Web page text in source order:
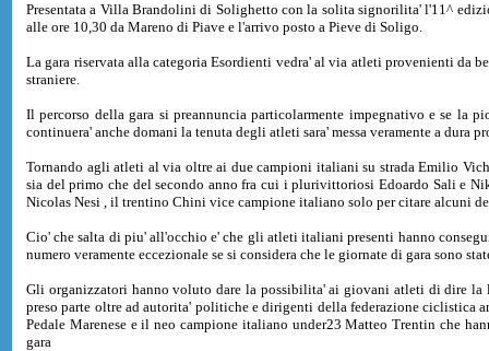
Presentata a Villa Brandolini di Solighetto con la solita signorilita' l'11^
alle ore 10,30 da Mareno di Piave e l'arrivo posto a Pieve di Soligo.
La gara riservata alla categoria Esordienti vedra' al via atleti provenienti da
straniere.
Il percorso della gara si preannuncia particolarmente impegnativo e se la
continuera' anche domani la tenuta degli atleti sara' messa veramente a dura
Tornando agli atleti al via oltre ai due campioni italiani su strada Emilio
sia del primo che del secondo anno fra cui i plurivittoriosi Edoardo Sali e
Nicolas Nesi , il trentino Chini vice campione italiano solo per citare alcuni
Cio' che salta di piu' all'occhio e' che gli atleti italiani presenti hanno
numero veramente eccezionale se si considera che le giornate di gara sono
Gli organizzatori hanno voluto dare la possibilita' ai giovani atleti di dire la
preso parte oltre ad autorita' politiche e dirigenti della federazione ciclistica
Pedale Marenese e il neo campione italiano under23 Matteo Trentin che
gara